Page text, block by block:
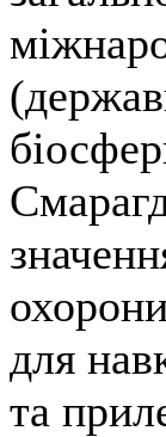
для
та